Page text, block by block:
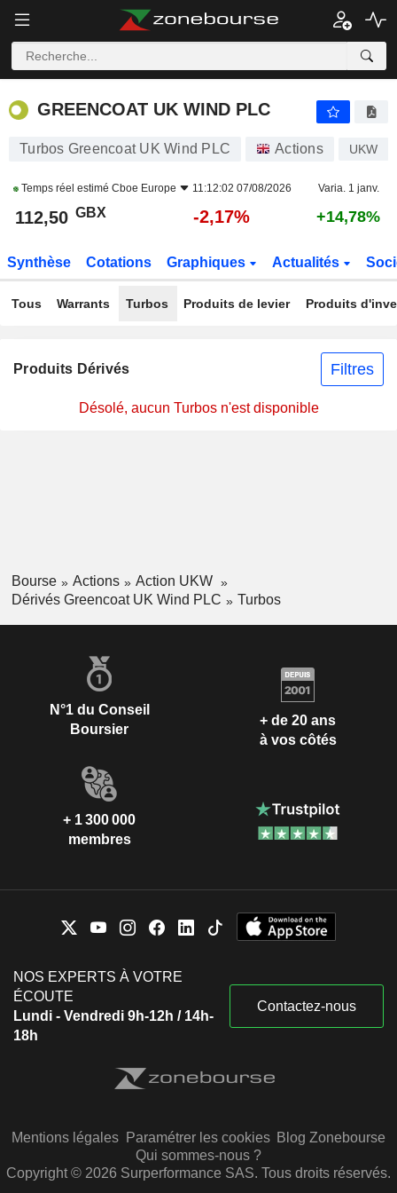
GREENCOAT UK WIND PLC
GREENCOAT UK WIND PLC
Turbos Greencoat UK Wind PLC Actions UKW
Temps réel estimé Cboe Europe 11:12:02 07/08/2026 Varia. 1 janv.
112,50 GBX -2,17% +14,78%
Synthèse Cotations Graphiques Actualités
Tous Warrants Turbos Produits de levier Produits
Produits Dérivés Filtres
Désolé, aucun Turbos n'est disponible
Bourse Actions
Action UKW
Dérivés Greencoat UK Wind PLC
Turbos
N°1 du Conseil
Boursier
+ de 20 ans
à vos côtés
+ 1 300 000
membres
NOS EXPERTS À VOTRE
ÉCOUTE
Lundi - Vendredi 9h-12h / 14h-
18h
Contactez-nous
Mentions légales Paramétrer les cookies Blog Zonebourse
Qui sommes-nous ?
Copyright © 2026 Surperformance SAS. Tous droits réservés.